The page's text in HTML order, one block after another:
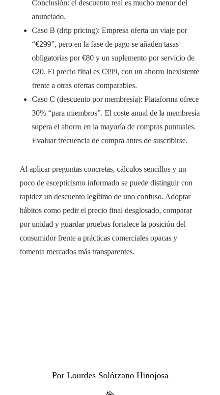
Conclusión: el descuento real es mucho menor del
anunciado.
Caso B (drip pricing): Empresa oferta un viaje por
“€299”, pero en la fase de pago se añaden tasas
obligatorias por €80 y un suplemento por servicio de
€20. El precio final es €399, con un ahorro inexistente
frente a otras ofertas comparables.
Caso C (descuento por membresía): Plataforma ofrece
30% “para miembros”. El coste anual de la membresía
supera el ahorro en la mayoría de compras puntuales.
Evaluar frecuencia de compra antes de suscribirse.
Al aplicar preguntas concretas, cálculos sencillos y un
poco de escepticismo informado se puede distinguir con
rapidez un descuento legítimo de uno confuso. Adoptar
hábitos como pedir el precio final desglosado, comparar
por unidad y guardar pruebas fortalece la posición del
consumidor frente a prácticas comerciales opacas y
fomenta mercados más transparentes.
Por Lourdes Solórzano Hinojosa